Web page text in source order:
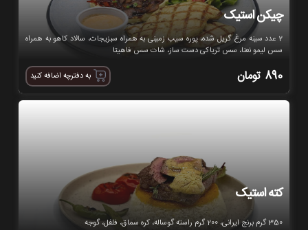
چیکن استیک
2 عدد سینه مرغ گریل شده، پوره سیب‌‍ زمینی به همراه سبزیجات، سالاد کاهو به همراه
سس لیمو نعنا، سس تریاکی دست ساز، شات سس فاهیتا
890 تومان به دفترچه اضافه کنید
کته استیک
350 گرم برنج ایرانی، 200 گرم راسته گوساله، کره سماق، فلفل، گوجه